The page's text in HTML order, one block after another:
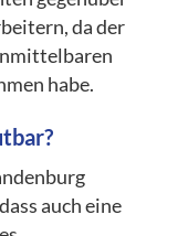
da der
habe.
auch eine